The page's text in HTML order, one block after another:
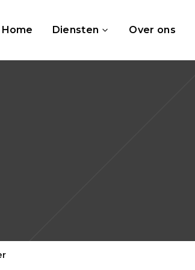
Home Diensten Over ons